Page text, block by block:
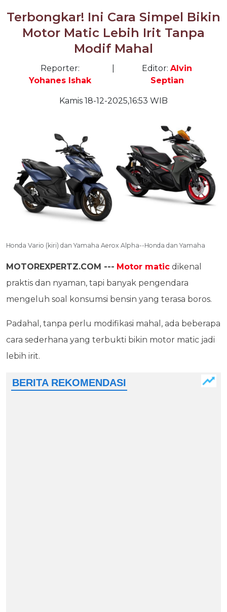
Terbongkar! Ini Cara Simpel Bikin
Motor Matic Lebih Irit Tanpa
Modif Mahal
Reporter:
Yohanes Ishak
Editor:Alvin
Septian
Kamis 18-12-2025,16:53 WIB
Honda Vario (kiri) dan Yamaha Aerox Alpha--Honda dan Yamaha
MOTOREXPERTZ.COM --- Motor matic dikenal
praktis dan nyaman, tapi banyak pengendara
mengeluh soal konsumsi bensin yang terasa boros.
Padahal, tanpa perlu modifikasi mahal, ada beberapa
cara sederhana yang terbukti bikin motor matic jadi
lebih irit.